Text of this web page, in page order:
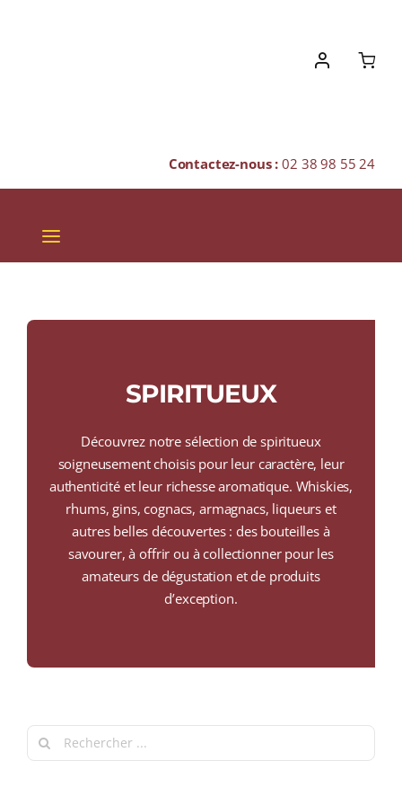
Contactez-nous :02 38 98 55 24
Toggle
Navigation
CHAMPAGNES & BULLES
THÉS & INFUSIONS
ÉPICERIE FINE
IDEES CADEAUX
SPIRITUEUX
Découvrez notre sélection de spiritueux
soigneusement choisis pour leur caractère, leur
authenticité et leur richesse aromatique. Whiskies,
rhums, gins, cognacs, armagnacs, liqueurs et
autres belles découvertes : des bouteilles à
savourer, à offrir ou à collectionner pour les
amateurs de dégustation et de produits
d’exception.
Search
for: